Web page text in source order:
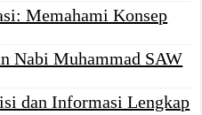
Memahami Konsep
Nabi Muhammad SAW
dan Informasi Lengkap